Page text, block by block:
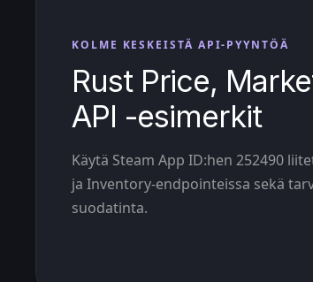
KOLME KESKEISTÄ API-PYYNTÖÄ
Rust Price,
API -esimerkit
Käytä Steam App ID:hen 252490
ja Inventory-endpointeissa sekä
suodatinta.